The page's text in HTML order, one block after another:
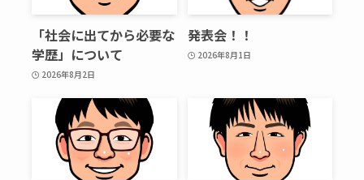
「社会に出てから必要な
学歴」について
2026年8月2日
発表会！！
2026年8月1日